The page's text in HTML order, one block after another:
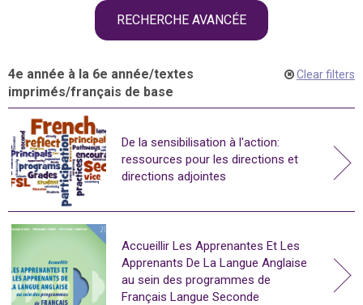
RECHERCHE AVANCÉE
4e année à la 6e année/textes
imprimés/français de base
Clear filters
De la sensibilisation à l'action:
ressources pour les directions et
directions adjointes
Accueillir Les Apprenantes Et Les
Apprenants De La Langue Anglaise
au sein des programmes de
Français Langue Seconde